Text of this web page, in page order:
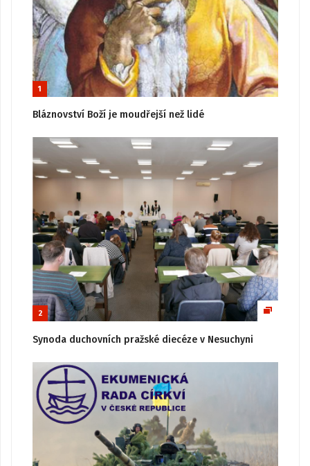
1
Bláznovství Boží je moudřejší než lidé
2
Synoda duchovních pražské diecéze v Nesuchyni